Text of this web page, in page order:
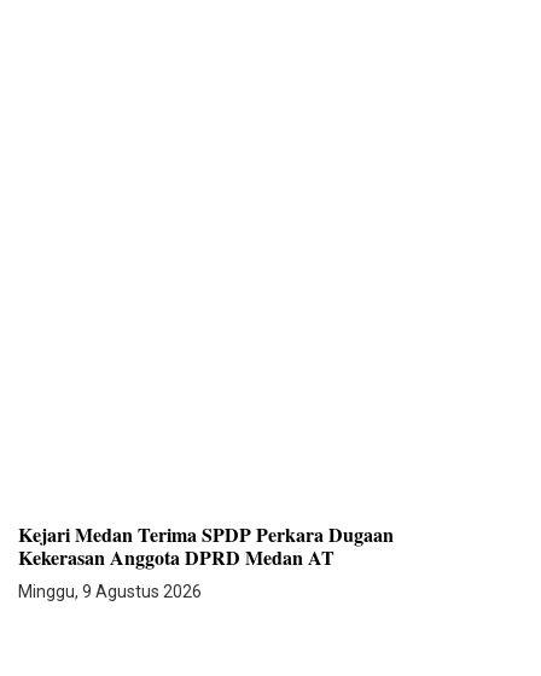
Kejari Medan Terima SPDP Perkara Dugaan
Kekerasan Anggota DPRD Medan AT
Minggu, 9 Agustus 2026